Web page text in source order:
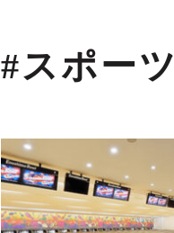
#スポーツ